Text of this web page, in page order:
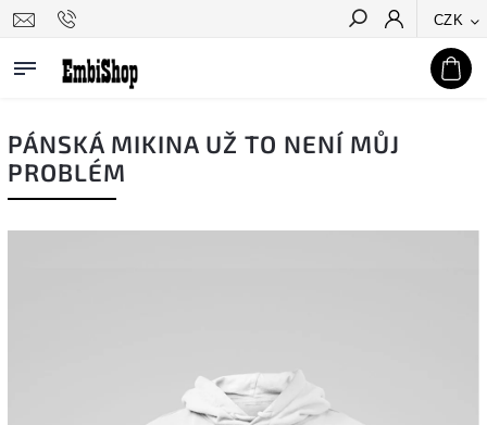
CZK
Hledat
PÁNSKÁ MIKINA UŽ TO NENÍ MŮJ
PROBLÉM